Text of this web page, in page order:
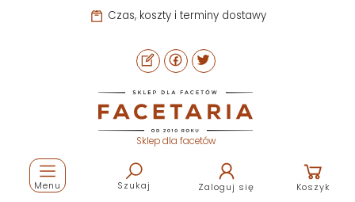
Czas, koszty i terminy dostawy
Sklep dla facetów
Szukaj Zaloguj się Koszyk
Menu